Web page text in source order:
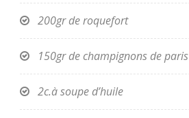
200gr de roquefort
150gr de champignons de paris
2c.à soupe d’huile